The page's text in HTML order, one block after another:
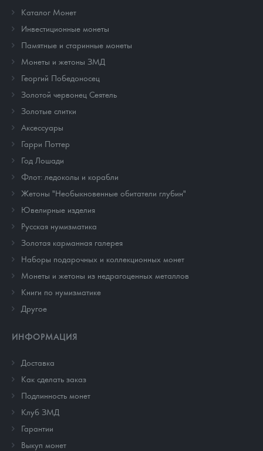
Каталог Монет
Инвестиционные монеты
Памятные и старинные монеты
Монеты и жетоны ЗМД
Георгий Победоносец
Золотой червонец Сеятель
Золотые слитки
Аксессуары
Гарри Поттер
Год Лошади
Флот: ледоколы и корабли
Жетоны "Необыкновенные обитатели глубин"
Ювелирные изделия
Русская нумизматика
Золотая карманная галерея
Наборы подарочных и коллекционных монет
Монеты и жетоны из недрагоценных металлов
Книги по нумизматике
Другое
ИНФОРМАЦИЯ
Доставка
Как сделать заказ
Подлинность монет
Клуб ЗМД
Гарантии
Выкуп монет